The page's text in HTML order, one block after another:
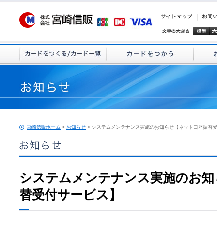
宮崎信販ホーム > お知らせ > システムメンテナンス実施のお知らせ【ネット口座振替
システムメンテナンス実施のお
替受付サービス】